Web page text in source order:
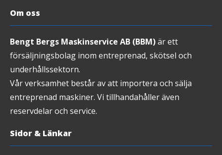
Om oss
Bengt Bergs Maskinservice AB (BBM)är ett
försäljningsbolag inom entreprenad, skötsel och
underhållssektorn.
Vår verksamhet består av att importera och sälja
entreprenad maskiner. Vi tillhandahåller även
reservdelar och service.
Sidor & Länkar